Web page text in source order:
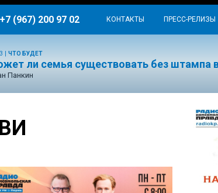
+7 (967) 200 97 02 КОНТАКТЫ ПРЕСС-РЕЛИЗЫ
ЧТО БУДЕТ
ли семья существовать без штампа
Панкин